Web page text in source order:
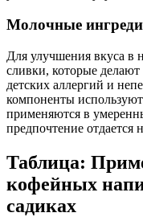
Молочные
Для улучшения вкуса в
сливки, которые делают
детских аллергий и
компоненты
применяются в
предпочтение отдается
Таблица:
кофейных
садиках